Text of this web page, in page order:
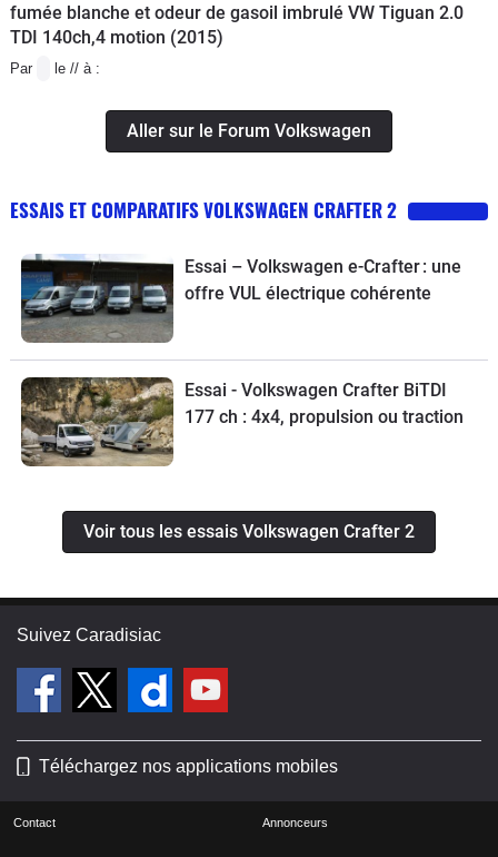
fumée blanche et odeur de gasoil imbrulé VW Tiguan 2.0
TDI 140ch,4 motion (2015)
Par le // à :
Aller sur le Forum Volkswagen
ESSAIS ET COMPARATIFS VOLKSWAGEN CRAFTER 2
Essai – Volkswagen e-Crafter : une
offre VUL électrique cohérente
Essai - Volkswagen Crafter BiTDI
177 ch : 4x4, propulsion ou traction
Voir tous les essais Volkswagen Crafter 2
Suivez Caradisiac
Téléchargez nos applications mobiles
Contact Annonceurs